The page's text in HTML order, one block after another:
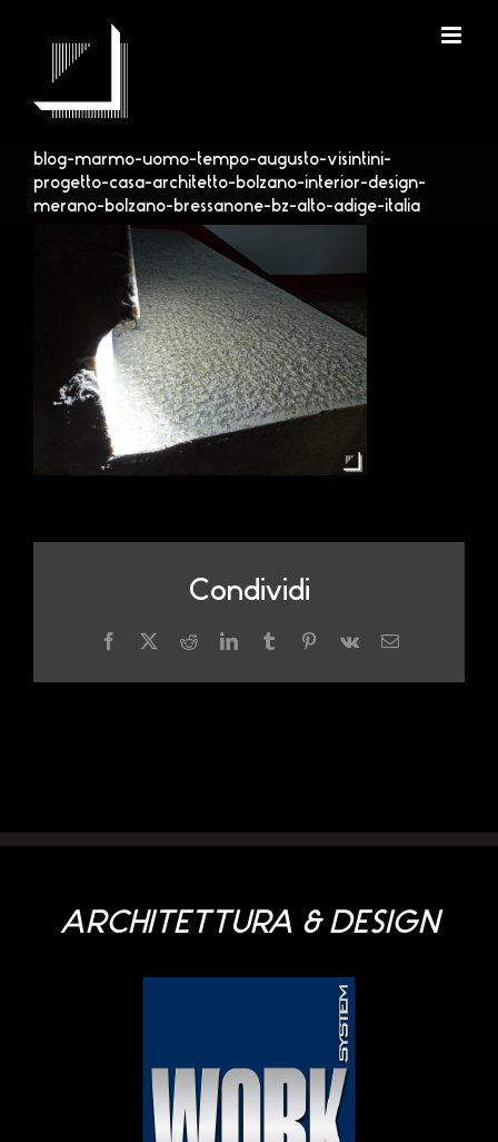
blog-marmo-uomo-tempo-augusto-visintini-
progetto-casa-architetto-bolzano-interior-design-
merano-bolzano-bressanone-bz-alto-adige-italia
Condividi
Facebook
X RedditLinkedInTumblrPinterest
Vk Email
ARCHITETTURA & DESIGN